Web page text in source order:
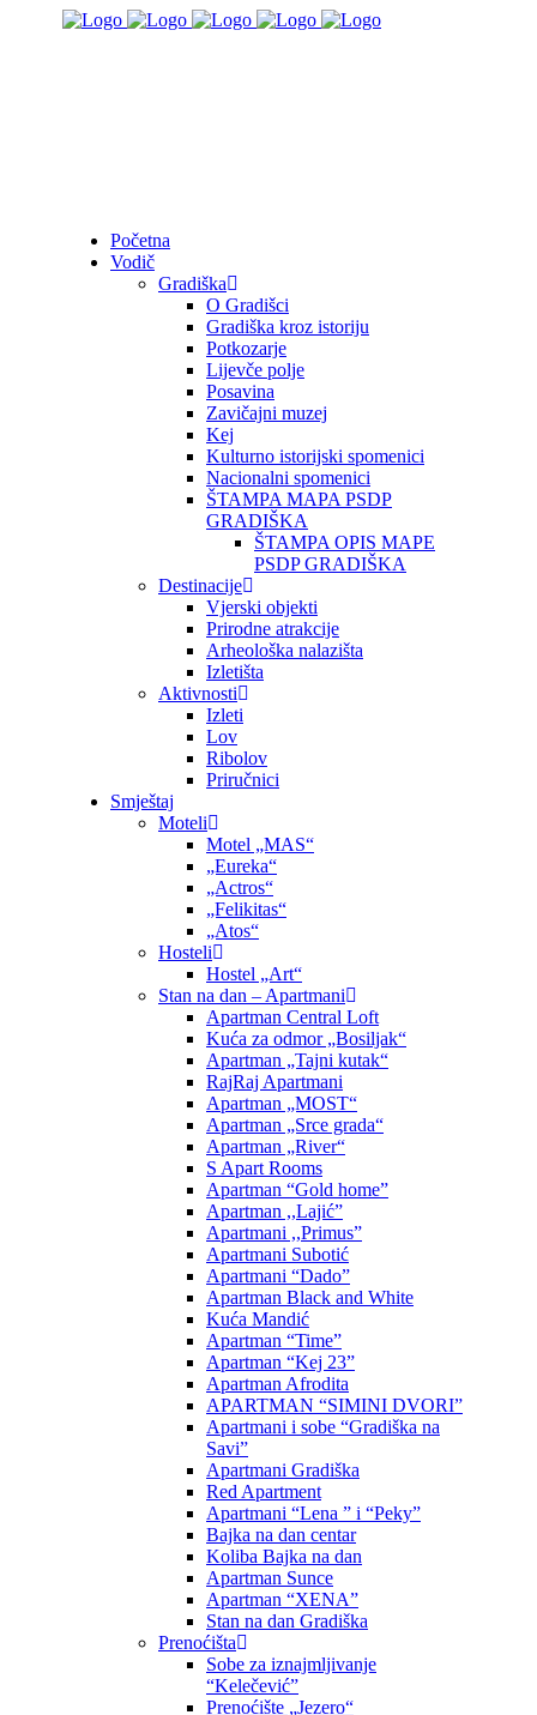
Početna
Vodič
Gradiška
O Gradišci
Gradiška kroz istoriju
Potkozarje
Lijevče polje
Posavina
Zavičajni muzej
Kej
Kulturno istorijski spomenici
Nacionalni spomenici
ŠTAMPA MAPA PSDP
GRADIŠKA
ŠTAMPA OPIS MAPE
PSDP GRADIŠKA
Destinacije
Vjerski objekti
Prirodne atrakcije
Arheološka nalazišta
Izletišta
Aktivnosti
Izleti
Lov
Ribolov
Priručnici
Smještaj
Moteli
Motel „MAS“
„Eureka“
„Actros“
„Felikitas“
„Atos“
Hosteli
Hostel „Art“
Stan na dan – Apartmani
Apartman Central Loft
Kuća za odmor „Bosiljak“
Apartman „Tajni kutak“
RajRaj Apartmani
Apartman „MOST“
Apartman „Srce grada“
Apartman „River“
S Apart Rooms
Apartman “Gold home”
Apartman ,,Lajić”
Apartmani ,,Primus”
Apartmani Subotić
Apartmani “Dado”
Apartman Black and White
Kuća Mandić
Apartman “Time”
Apartman “Kej 23”
Apartman Afrodita
APARTMAN “SIMINI DVORI”
Apartmani i sobe “Gradiška na
Savi”
Apartmani Gradiška
Red Apartment
Apartmani “Lena ” i “Peky”
Bajka na dan centar
Koliba Bajka na dan
Apartman Sunce
Apartman “XENA”
Stan na dan Gradiška
Prenoćišta
Sobe za iznajmljivanje
“Kelečević”
Prenoćište „Jezero“